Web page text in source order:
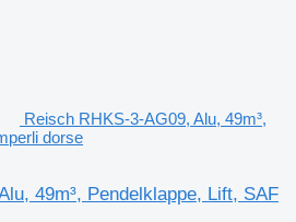
Reisch RHKS-3-AG09, Alu, 49m³,
dorse
49m³, Pendelklappe, Lift, SAF